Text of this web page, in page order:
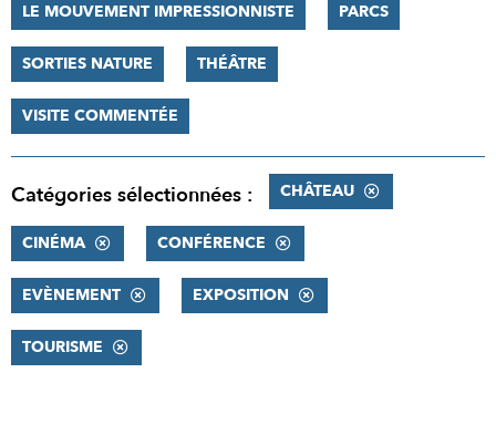
LE MOUVEMENT IMPRESSIONNISTE PARCS
SORTIES NATURE THÉÂTRE
VISITE COMMENTÉE
Catégories sélectionnées : CHÂTEAU
CINÉMA CONFÉRENCE
EVÈNEMENT EXPOSITION
TOURISME